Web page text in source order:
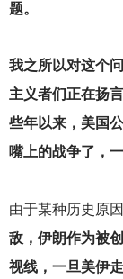
题。
我之所以对这个
主义者们正在扬
些年以来，美国
嘴上的战争了，
由于某种历史原因
敌，伊朗作为被
视线，一旦美伊